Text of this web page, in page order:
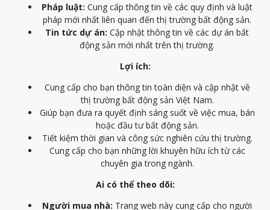
Pháp luật: Cung cấp thông tin về các quy định và luật
pháp mới nhất liên quan đến thị trường bất động sản.
Tin tức dự án: Cập nhật thông tin về các dự án bất
động sản mới nhất trên thị trường.
Lợi ích:
Cung cấp cho bạn thông tin toàn diện và cập nhật về
thị trường bất động sản Việt Nam.
Giúp bạn đưa ra quyết định sáng suốt về việc mua, bán
hoặc đầu tư bất động sản.
Tiết kiệm thời gian và công sức nghiên cứu thị trường.
Cung cấp cho bạn những lời khuyên hữu ích từ các
chuyên gia trong ngành.
Ai có thể theo dõi:
Người mua nhà: Trang web này cung cấp cho người